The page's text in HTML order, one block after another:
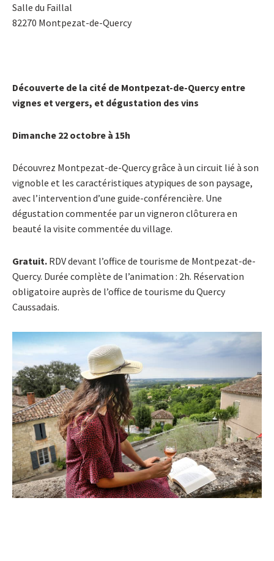
Salle du Faillal
82270 Montpezat-de-Quercy
Découverte de la cité de Montpezat-de-Quercy entre
vignes et vergers, et dégustation des vins
Dimanche 22 octobre à 15h
Découvrez Montpezat-de-Quercy grâce à un circuit lié à son
vignoble et les caractéristiques atypiques de son paysage,
avec l’intervention d’une guide-conférencière. Une
dégustation commentée par un vigneron clôturera en
beauté la visite commentée du village.
Gratuit. RDV devant l’office de tourisme de Montpezat-de-
Quercy. Durée complète de l’animation : 2h. Réservation
obligatoire auprès de l’office de tourisme du Quercy
Caussadais.